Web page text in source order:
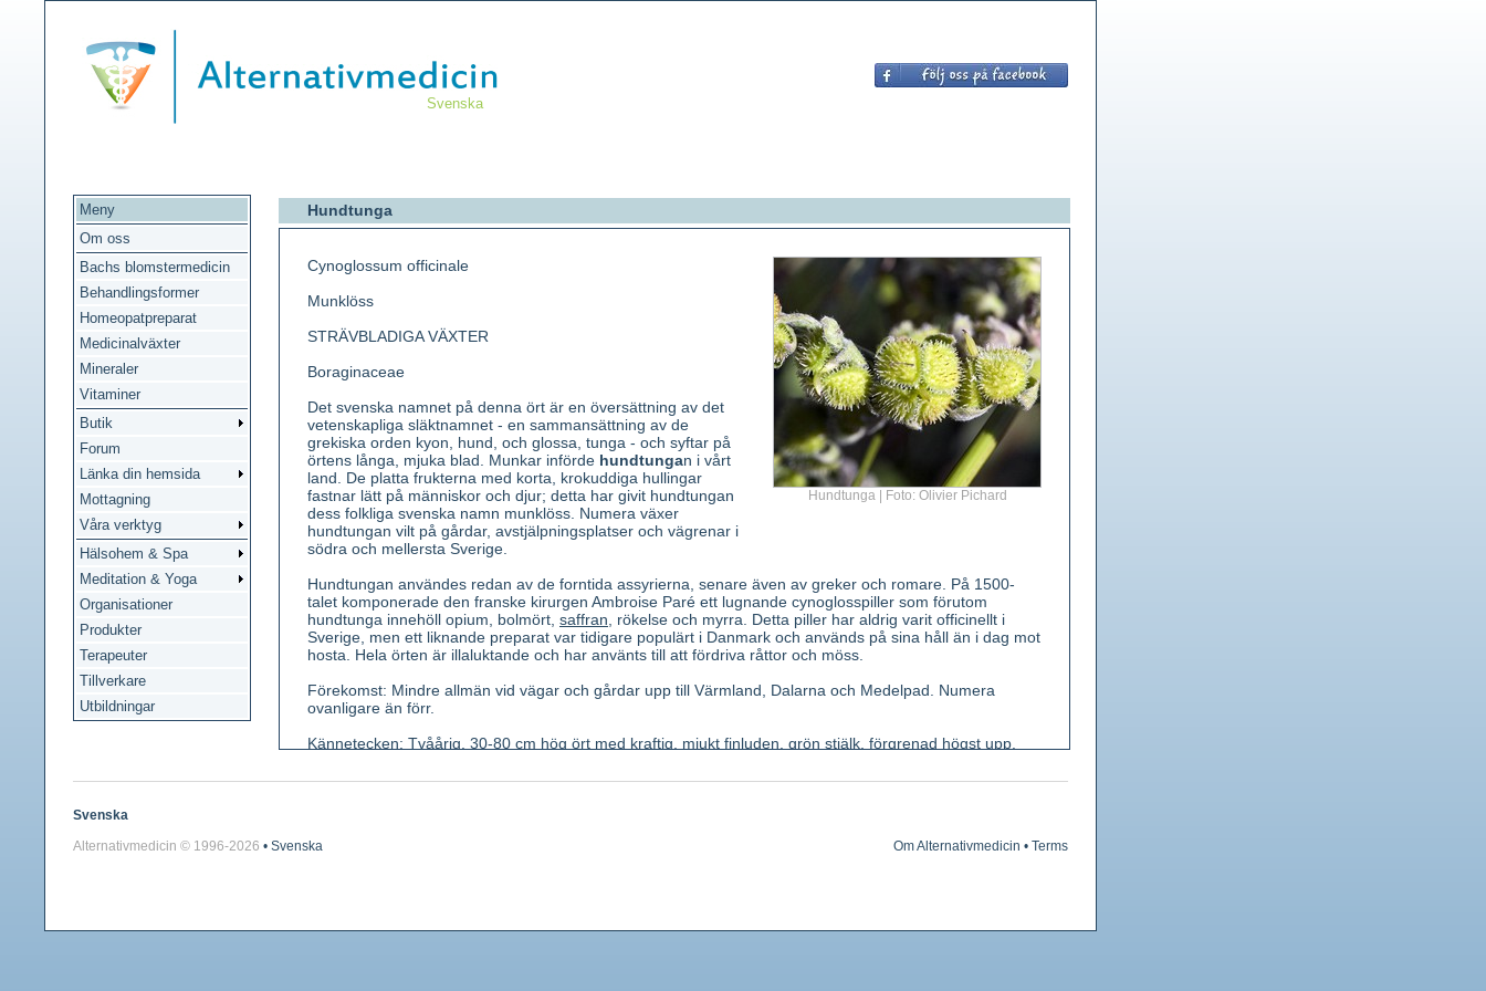
Svenska
Meny
Om oss
Bachs blomstermedicin
Behandlingsformer
Homeopatpreparat
Medicinalväxter
Mineraler
Vitaminer
Butik
Forum
Länka din hemsida
Mottagning
Våra verktyg
Hälsohem & Spa
Meditation & Yoga
Organisationer
Produkter
Terapeuter
Tillverkare
Utbildningar
Hundtunga
Hundtunga | Foto: Olivier Pichard
Cynoglossum officinale
Munklöss
STRÄVBLADIGA VÄXTER
Boraginaceae
Det svenska namnet på denna ört är en översättning av det
vetenskapliga släktnamnet - en sammansättning av de
grekiska orden kyon, hund, och glossa, tunga - och syftar på
örtens långa, mjuka blad. Munkar införde hundtungan i vårt
land. De platta frukterna med korta, krokuddiga hullingar
fastnar lätt på människor och djur; detta har givit hundtungan
dess folkliga svenska namn munklöss. Numera växer
hundtungan vilt på gårdar, avstjälpningsplatser och vägrenar i
södra och mellersta Sverige.
Hundtungan användes redan av de forntida assyrierna, senare även av greker och romare. På 1500-
talet komponerade den franske kirurgen Ambroise Paré ett lugnande cynoglosspiller som förutom
hundtunga innehöll opium, bolmört, saffran , rökelse och myrra. Detta piller har aldrig varit officinellt i
Sverige, men ett liknande preparat var tidigare populärt i Danmark och används på sina håll än i dag mot
hosta. Hela örten är illaluktande och har använts till att fördriva råttor och möss.
Förekomst: Mindre allmän vid vägar och gårdar upp till Värmland, Dalarna och Medelpad. Numera
ovanligare än förr.
Kännetecken: Tvåårig, 30-80 cm hög ört med kraftig, mjukt finluden, grön stjälk, förgrenad högst upp.
Blommor brunröda (juni) på korta skaft i knippeliknande blomställningar. Foder hårigt, krona med kort
Använda växtdelar: Rot (skördad på hösten andra året) som torkas hastigt. Färska blad.
Svenska
Alternativmedicin © 1996-2026 • Svenska Om Alternativmedicin • Terms